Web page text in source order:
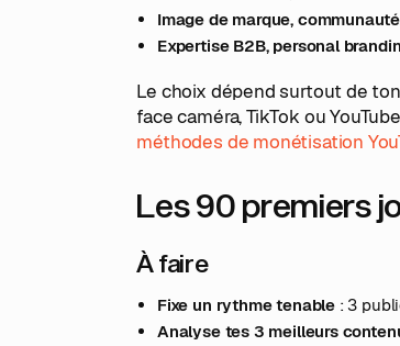
Image de marque,
Expertise B2B, personal
Le choix dépend surtout de
face caméra, TikTok ou
méthodes de monétisation
Les 90 premiers
À faire
Fixe un rythme tenable : 3
Analyse tes 3 meilleurs